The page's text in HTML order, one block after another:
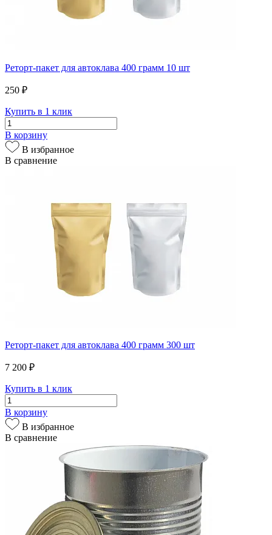
Реторт-пакет для автоклава 400 грамм 10 шт
250 ₽
Купить в 1 клик
В корзину
В избранное
В сравнение
Реторт-пакет для автоклава 400 грамм 300 шт
7 200 ₽
Купить в 1 клик
В корзину
В избранное
В сравнение